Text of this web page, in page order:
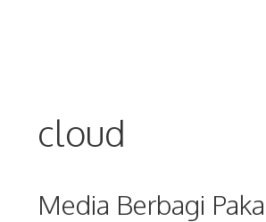
cloud
Media Berbagi